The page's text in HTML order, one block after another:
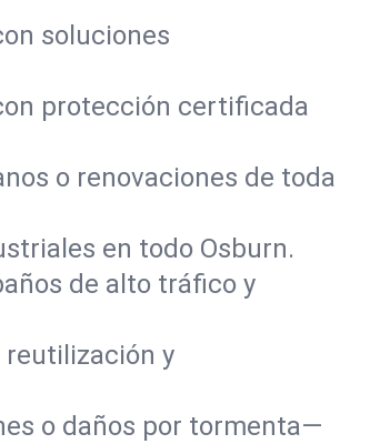
soluciones
protección certificada
o renovaciones de toda
en todo Osburn.
de alto tráfico y
reutilización y
o daños por tormenta—